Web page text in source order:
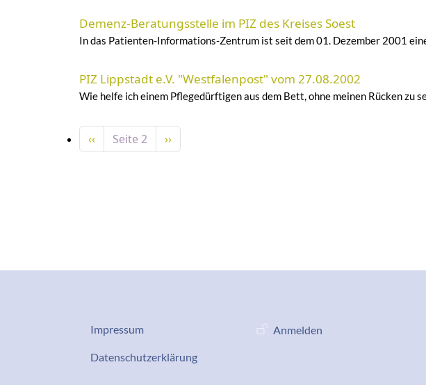
Demenz-Beratungsstelle im PIZ des Kreises Soest
In das Patienten-Informations-Zentrum ist seit dem 01. Dezember 2001
PIZ Lippstadt e.V. "Westfalenpost" vom 27.08.2002
Wie helfe ich einem Pflegedürftigen aus dem Bett, ohne meinen Rücken zu
Seitennummerierung
Vorherige Seite
‹‹ Seite 2 Nächste Seite
››
Datenschutz-Impressum
Impressum
Services
Datenschutzerklärung
Benutzermenü
Anmelden